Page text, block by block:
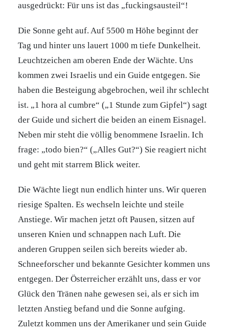
ausgedrückt: Für uns ist das „fuckingsausteil“!
Die Sonne geht auf. Auf 5500 m Höhe beginnt der
Tag und hinter uns lauert 1000 m tiefe Dunkelheit.
Leuchtzeichen am oberen Ende der Wächte. Uns
kommen zwei Israelis und ein Guide entgegen. Sie
haben die Besteigung abgebrochen, weil ihr schlecht
ist. „1 hora al cumbre“ („1 Stunde zum Gipfel“) sagt
der Guide und sichert die beiden an einem Eisnagel.
Neben mir steht die völlig benommene Israelin. Ich
frage: „todo bien?“ („Alles Gut?“) Sie reagiert nicht
und geht mit starrem Blick weiter.
Die Wächte liegt nun endlich hinter uns. Wir queren
riesige Spalten. Es wechseln leichte und steile
Anstiege. Wir machen jetzt oft Pausen, sitzen auf
unseren Knien und schnappen nach Luft. Die
anderen Gruppen seilen sich bereits wieder ab.
Schneeforscher und bekannte Gesichter kommen uns
entgegen. Der Österreicher erzählt uns, dass er vor
Glück den Tränen nahe gewesen sei, als er sich im
letzten Anstieg befand und die Sonne aufging.
Zuletzt kommen uns der Amerikaner und sein Guide